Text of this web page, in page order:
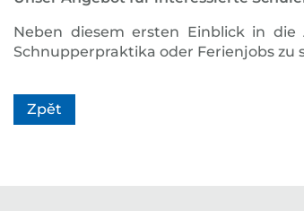
Neben diesem ersten Einblick in
Schnupperpraktika oder Ferienjobs zu
Zpět